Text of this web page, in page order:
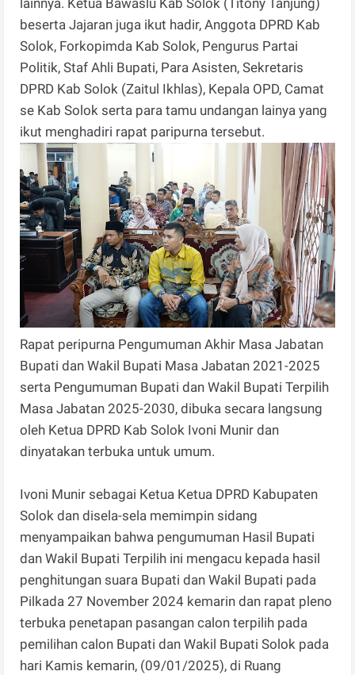
lainnya. Ketua Bawaslu Kab Solok (Titony Tanjung)
beserta Jajaran juga ikut hadir, Anggota DPRD Kab
Solok, Forkopimda Kab Solok, Pengurus Partai
Politik, Staf Ahli Bupati, Para Asisten, Sekretaris
DPRD Kab Solok (Zaitul Ikhlas), Kepala OPD, Camat
se Kab Solok serta para tamu undangan lainya yang
ikut menghadiri rapat paripurna tersebut.
Rapat peripurna Pengumuman Akhir Masa Jabatan
Bupati dan Wakil Bupati Masa Jabatan 2021-2025
serta Pengumuman Bupati dan Wakil Bupati Terpilih
Masa Jabatan 2025-2030, dibuka secara langsung
oleh Ketua DPRD Kab Solok Ivoni Munir dan
dinyatakan terbuka untuk umum.
Ivoni Munir sebagai Ketua Ketua DPRD Kabupaten
Solok dan disela-sela memimpin sidang
menyampaikan bahwa pengumuman Hasil Bupati
dan Wakil Bupati Terpilih ini mengacu kepada hasil
penghitungan suara Bupati dan Wakil Bupati pada
Pilkada 27 November 2024 kemarin dan rapat pleno
terbuka penetapan pasangan calon terpilih pada
pemilihan calon Bupati dan Wakil Bupati Solok pada
hari Kamis kemarin, (09/01/2025), di Ruang